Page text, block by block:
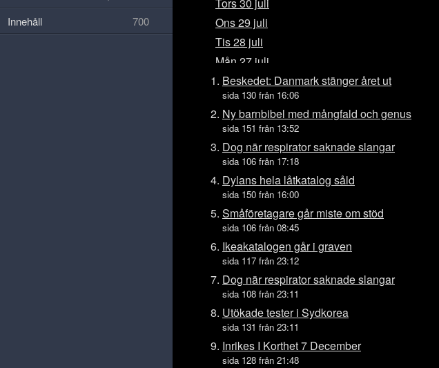
Tors 30 juli
Ons 29 juli
Tis 28 juli
Mån 27 juli
Sön 26 juli
Lör 25 juli
Fre 24 juli
Ons 22 juli
Tis 21 juli
Mån 20 juli
Sön 19 juli
Lör 18 juli
Fre 17 juli
Tors 16 juli
Ons 15 juli
Tis 14 juli
Mån 13 juli
Sön 12 juli
Beskedet: Danmark stänger året ut
sida 130 från 16:06
Ny barnbibel med mångfald och genus
sida 151 från 13:52
Dog när respirator saknade slangar
sida 106 från 17:18
Dylans hela låtkatalog såld
sida 150 från 16:00
Småföretagare går miste om stöd
sida 106 från 08:45
Ikeakatalogen går i graven
sida 117 från 23:12
Dog när respirator saknade slangar
sida 108 från 23:11
Utökade tester i Sydkorea
sida 131 från 23:11
Inrikes I Korthet 7 December
sida 128 från 21:48
Innehåll
700